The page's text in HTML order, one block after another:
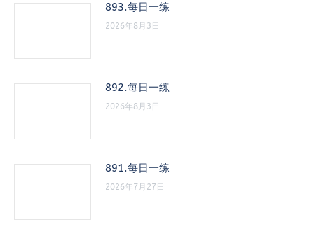
893.每日一练
2026年8月3日
892.每日一练
2026年8月3日
891.每日一练
2026年7月27日